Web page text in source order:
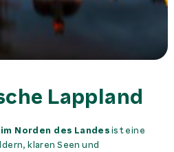
Lappland
Norden des Landesist eine
klaren Seen und